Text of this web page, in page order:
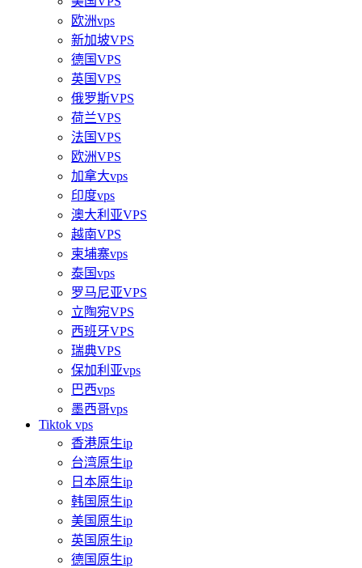
欧洲vps
新加坡VPS
德国VPS
英国VPS
俄罗斯VPS
荷兰VPS
法国VPS
欧洲VPS
加拿大vps
印度vps
澳大利亚VPS
越南VPS
柬埔寨vps
泰国vps
罗马尼亚VPS
立陶宛VPS
西班牙VPS
瑞典VPS
保加利亚vps
巴西vps
墨西哥vps
Tiktok vps
香港原生ip
台湾原生ip
日本原生ip
韩国原生ip
美国原生ip
英国原生ip
德国原生ip